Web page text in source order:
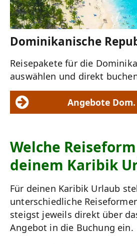
Dominikanische
Reisepakete für die
auswählen und direkt
Angebote Dom.
Welche
deinem Karibik
Für deinen Karibik Urlaub
unterschiedliche
steigst jeweils direkt über
Angebot in die Buchung ein.